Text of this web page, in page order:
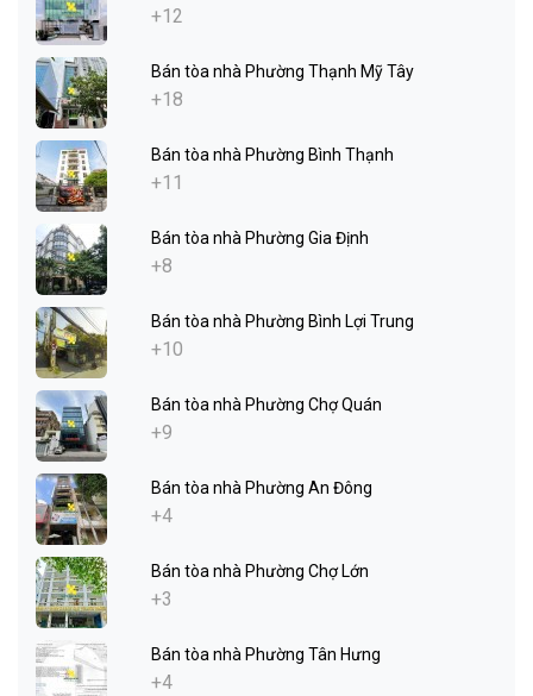
+12
Bán tòa nhà Phường Thạnh Mỹ Tây
+18
Bán tòa nhà Phường Bình Thạnh
+11
Bán tòa nhà Phường Gia Định
+8
Bán tòa nhà Phường Bình Lợi Trung
+10
Bán tòa nhà Phường Chợ Quán
+9
Bán tòa nhà Phường An Đông
+4
Bán tòa nhà Phường Chợ Lớn
+3
Bán tòa nhà Phường Tân Hưng
+4